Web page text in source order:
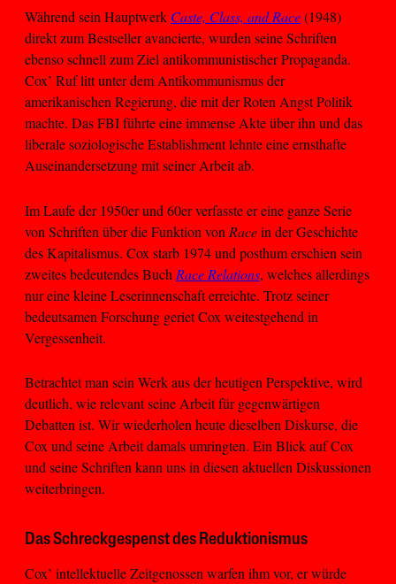
Während sein Hauptwerk Caste, Class, and Race(1948)
direkt zum Bestseller avancierte, wurden seine Schriften
ebenso schnell zum Ziel antikommunistischer Propaganda.
Cox’ Ruf litt unter dem Antikommunismus der
amerikanischen Regierung, die mit der Roten Angst Politik
machte. Das FBI führte eine immense Akte über ihn und das
liberale soziologische Establishment lehnte eine ernsthafte
Auseinandersetzung mit seiner Arbeit ab.
Im Laufe der 1950er und 60er verfasste er eine ganze Serie
von Schriften über die Funktion von Racein der Geschichte
des Kapitalismus. Cox starb 1974 und posthum erschien sein
zweites bedeutendes Buch Race Relations, welches allerdings
nur eine kleine Leserinnenschaft erreichte. Trotz seiner
bedeutsamen Forschung geriet Cox weitestgehend in
Vergessenheit.
Betrachtet man sein Werk aus der heutigen Perspektive, wird
deutlich, wie relevant seine Arbeit für gegenwärtigen
Debatten ist. Wir wiederholen heute dieselben Diskurse, die
Cox und seine Arbeit damals umringten. Ein Blick auf Cox
und seine Schriften kann uns in diesen aktuellen Diskussionen
weiterbringen.
Das Schreckgespenst des Reduktionismus
Cox’ intellektuelle Zeitgenossen warfen ihm vor, er würde